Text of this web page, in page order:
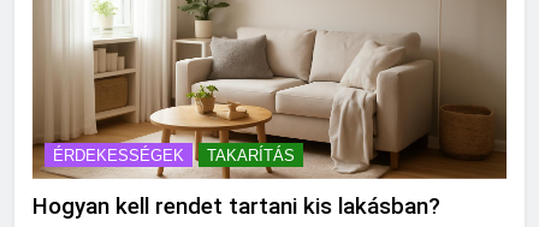
ÉRDEKESSÉGEK TAKARÍTÁS
Hogyan kell rendet tartani kis lakásban?